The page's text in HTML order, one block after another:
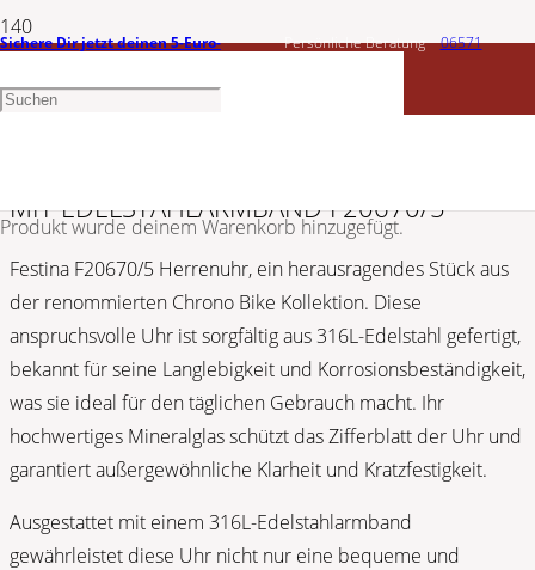
Sichere Dir jetzt deinen 5-Euro-
Gutschein
Persönliche Beratung 06571
Produktwurde deinem Warenkorb hinzugefügt.
MIT EDELSTAHLARMBAND F20670/5
Festina F20670/5 Herrenuhr, ein herausragendes Stück aus
der renommierten Chrono Bike Kollektion. Diese
anspruchsvolle Uhr ist sorgfältig aus 316L-Edelstahl gefertigt,
bekannt für seine Langlebigkeit und Korrosionsbeständigkeit,
was sie ideal für den täglichen Gebrauch macht. Ihr
hochwertiges Mineralglas schützt das Zifferblatt der Uhr und
garantiert außergewöhnliche Klarheit und Kratzfestigkeit.
Ausgestattet mit einem 316L-Edelstahlarmband
gewährleistet diese Uhr nicht nur eine bequeme und